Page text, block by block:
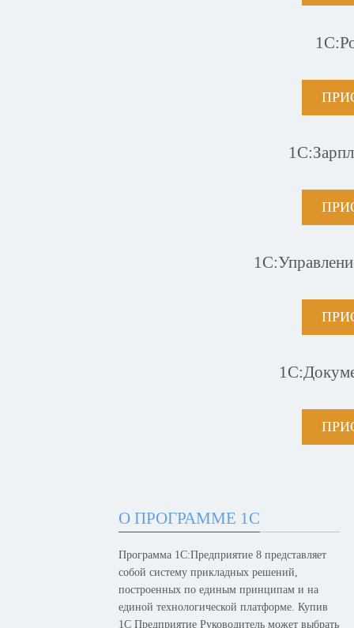
О ПРОГРАММЕ 1С
Программа 1С:Предприятие 8 представляет
собой систему прикладных решений,
построенных по единым принципам и на
единой технологической платформе. Купив
1С Предприятие Руководитель может выбрать